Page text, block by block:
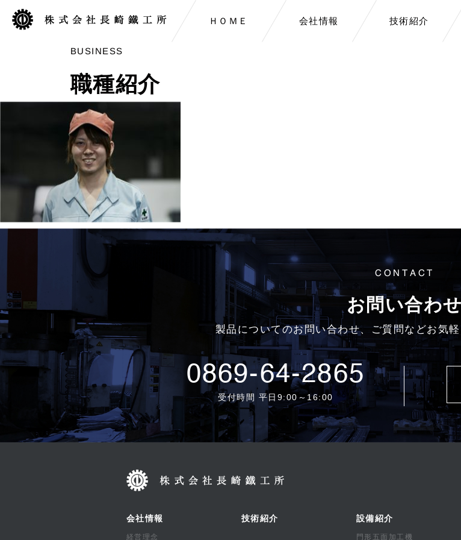
ＨＯＭＥ 会社情報 技術紹介
BUSINESS
職種紹介
CONTACT
お問い合わせ
製品についてのお問い合わせ、ご質問などお気
0869-64-2865
受付時間 平日9:00～16:00
会社情報
経営理念
技術紹介 設備紹介
門形五面加工機